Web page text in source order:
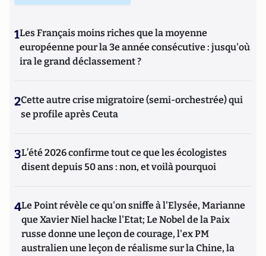
1Les Français moins riches que la moyenne
européenne pour la 3e année consécutive : jusqu'où
ira le grand déclassement ?
2Cette autre crise migratoire (semi-orchestrée) qui
se profile après Ceuta
3L’été 2026 confirme tout ce que les écologistes
disent depuis 50 ans : non, et voilà pourquoi
4Le Point révèle ce qu'on sniffe à l'Elysée, Marianne
que Xavier Niel hacke l'Etat; Le Nobel de la Paix
russe donne une leçon de courage, l'ex PM
australien une leçon de réalisme sur la Chine, la